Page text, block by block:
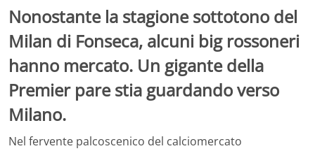
Nonostante la stagione sottotono del
Milan di Fonseca, alcuni big rossoneri
hanno mercato. Un gigante della
Premier pare stia guardando verso
Milano.
Nel fervente palcoscenico del calciomercato